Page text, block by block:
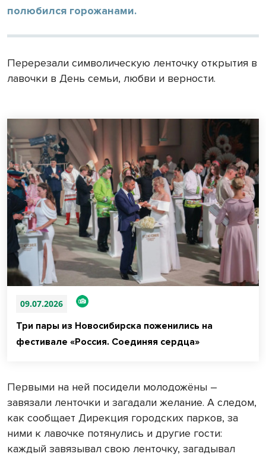
полюбился горожанами.
Перерезали символическую ленточку открытия в
лавочки в День семьи, любви и верности.
09.07.2026
Три пары из Новосибирска поженились на
фестивале «Россия. Соединяя сердца»
Первыми на ней посидели молодожёны –
завязали ленточки и загадали желание. А следом,
как сообщает Дирекция городских парков, за
ними к лавочке потянулись и другие гости:
каждый завязывал свою ленточку, загадывал